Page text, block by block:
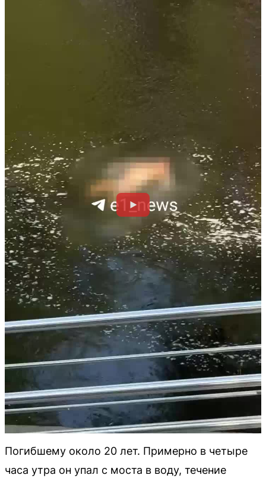
Погибшему около 20 лет. Примерно в четыре
часа утра он упал с моста в воду, течение